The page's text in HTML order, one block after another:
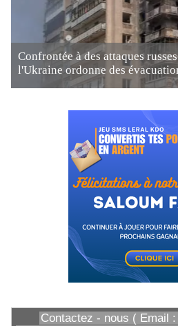
Confrontée à des attaques
l'Ukraine ordonne des
Contactez - nous ( Email